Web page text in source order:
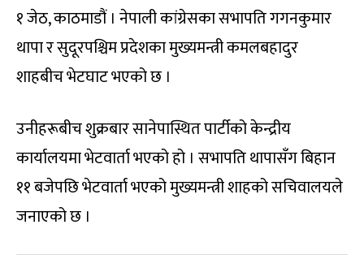
१ जेठ, काठमाडौं । नेपाली कांग्रेसका सभापति गगनकुमार
थापा र सुदूरपश्चिम प्रदेशका मुख्यमन्त्री कमलबहादुर
शाहबीच भेटघाट भएको छ ।
उनीहरूबीच शुक्रबार सानेपास्थित पार्टीको केन्द्रीय
कार्यालयमा भेटवार्ता भएको हो । सभापति थापासँग बिहान
११ बजेपछि भेटवार्ता भएको मुख्यमन्त्री शाहको सचिवालयले
जनाएको छ ।